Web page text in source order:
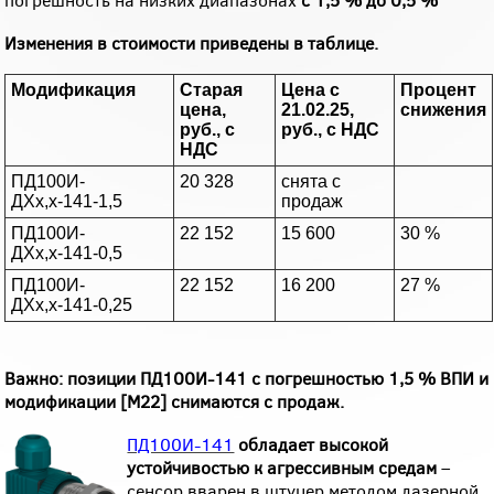
Изменения в стоимости приведены в таблице.
Модификация
Старая
цена,
руб., с
НДС
Цена с
21.02.25,
руб., с НДС
Процент
снижения
ПД100И-
ДХх,х-141-1,5
20 328
снята с
продаж
ПД100И-
ДХх,х-141-0,5
22 152 15 600 30 %
ПД100И-
ДХх,х-141-0,25
22 152 16 200 27 %
Важно: позиции ПД100И-141 с погрешностью 1,5 % ВПИ и
модификации [М22] снимаются с продаж.
ПД100И-141 обладает высокой
устойчивостью к агрессивным средам–